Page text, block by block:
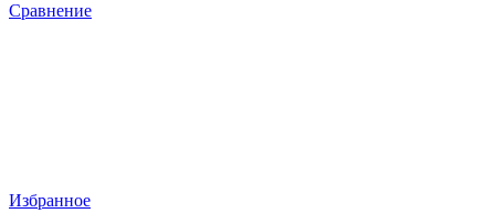
Сравнение
Избранное